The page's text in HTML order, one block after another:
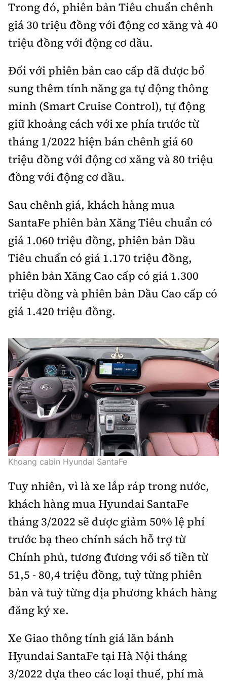
Trong đó, phiên bản Tiêu chuẩn chênh
giá 30 triệu đồng với động cơ xăng và 40
triệu đồng với động cơ dầu.
Đối với phiên bản cao cấp đã được bổ
sung thêm tính năng ga tự động thông
minh (Smart Cruise Control), tự động
giữ khoảng cách với xe phía trước từ
tháng 1/2022 hiện bán chênh giá 60
triệu đồng với động cơ xăng và 80 triệu
đồng với động cơ dầu.
Sau chênh giá, khách hàng mua
SantaFe phiên bản Xăng Tiêu chuẩn có
giá 1.060 triệu đồng, phiên bản Dầu
Tiêu chuẩn có giá 1.170 triệu đồng,
phiên bản Xăng Cao cấp có giá 1.300
triệu đồng và phiên bản Dầu Cao cấp có
giá 1.420 triệu đồng.
Khoang cabin Hyundai SantaFe
Tuy nhiên, vì là xe lắp ráp trong nước,
khách hàng mua Hyundai SantaFe
tháng 3/2022 sẽ được giảm 50% lệ phí
trước bạ theo chính sách hỗ trợ từ
Chính phủ, tương đương với số tiền từ
51,5 - 80,4 triệu đồng, tuỳ từng phiên
bản và tuỳ từng địa phương khách hàng
đăng ký xe.
Xe Giao thông tính giá lăn bánh
Hyundai SantaFe tại Hà Nội tháng
3/2022 dựa theo các loại thuế, phí mà